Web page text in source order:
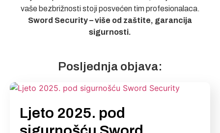
vaše bezbrižnosti stoji posvećen tim profesionalaca.
Sword Security – više od zaštite, garancija
sigurnosti.
Posljednja objava:
Ljeto 2025. pod